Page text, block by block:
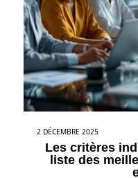
2 DÉCEMBRE 2025
Les critères
liste des